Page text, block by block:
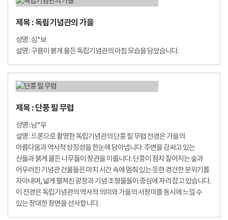
제목 : 독립기념관의 가을
성명 : 심*보
설명 : 구름이 붉게 물든 독립기념관의 아침 모습을 담았습니다.
제목 : 단풍 필 무렵
성명 : 남*우
설명 : 드론으로 촬영한 독립기념관의 단풍 필 무렵 전경은 가을의
아름다움과 역사적 상징성을 한눈에 담아냅니다. 주변을 감싸고 있는
산들과 붉게 물든 나무들이 장관을 이룹니다. 단풍이 점차 짙어지는 숲과
어우러진 기념관 건물들은 마치 시간 속에 멈춰 있는 듯한 경건한 분위기를
자아내며, 넓게 펼쳐진 광장과 기념 조형물들이 중심에 자리 잡고 있습니다.
이 전경은 독립기념관의 역사적 의미와 가을의 서정미를 동시에 느낄 수
있는 장대한 장면을 선사합니다.